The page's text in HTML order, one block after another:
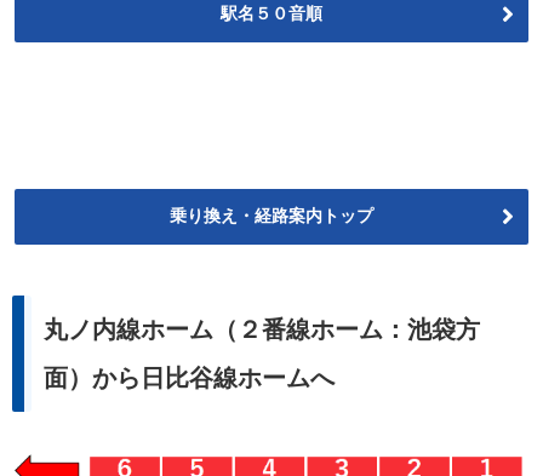
駅名５０音順
乗り換え・経路案内トップ
丸ノ内線ホーム（２番線ホーム：池袋方
面）から日比谷線ホームへ